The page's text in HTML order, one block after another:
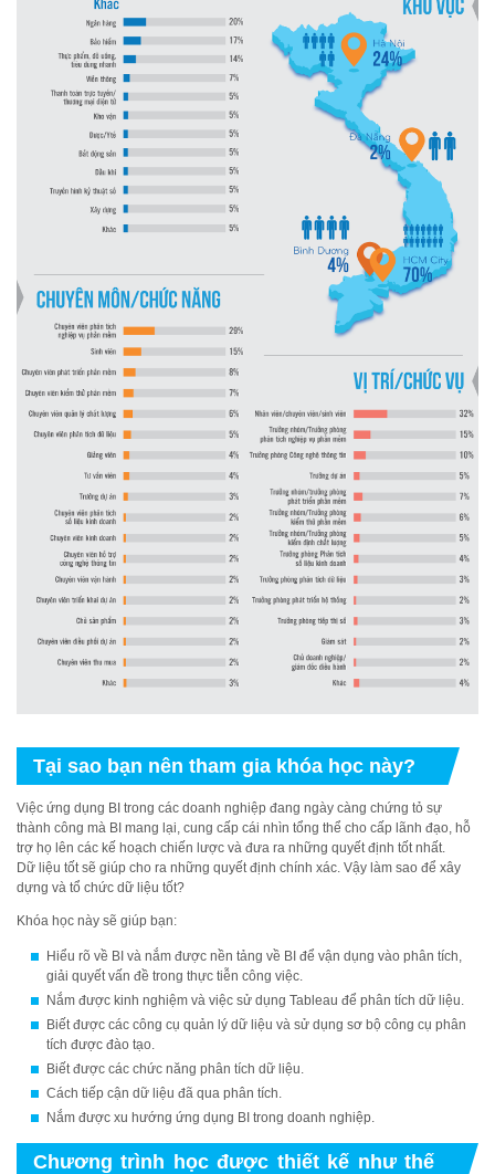
Tại sao bạn nên tham gia khóa học này?
Việc ứng dụng BI trong các doanh nghiệp đang ngày càng chứng tỏ sự
thành công mà BI mang lại, cung cấp cái nhìn tổng thể cho cấp lãnh đạo, hỗ
trợ họ lên các kế hoạch chiến lược và đưa ra những quyết định tốt nhất.
Dữ liệu tốt sẽ giúp cho ra những quyết định chính xác. Vậy làm sao để xây
dựng và tổ chức dữ liệu tốt?
Khóa học này sẽ giúp bạn:
Hiểu rõ về BI và nắm được nền tảng về BI để vận dụng vào phân tích,
giải quyết vấn đề trong thực tiễn công việc.
Nắm được kinh nghiệm và việc sử dụng Tableau để phân tích dữ liệu.
Biết được các công cụ quản lý dữ liệu và sử dụng sơ bộ công cụ phân
tích được đào tạo.
Biết được các chức năng phân tích dữ liệu.
Cách tiếp cận dữ liệu đã qua phân tích.
Nắm được xu hướng ứng dụng BI trong doanh nghiệp.
Chương trình học được thiết kế như thế